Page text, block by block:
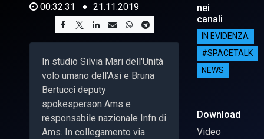
00:32:31 21.11.2019
In studio Silvia Mari dell'Unità
volo umano dell'Asi e Bruna
Bertucci deputy
spokesperson Ams e
responsabile nazionale Infn di
Ams. In collegamento via
nei
canali
IN EVIDENZA
#SPACETALK
NEWS
Download
Video